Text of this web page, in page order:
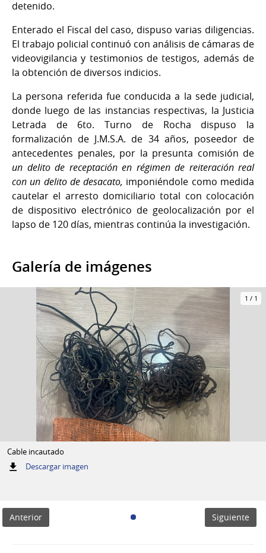
detenido.
Enterado el Fiscal del caso, dispuso varias diligencias.
El trabajo policial continuó con análisis de cámaras de
videovigilancia y testimonios de testigos, además de
la obtención de diversos indicios.
La persona referida fue conducida a la sede judicial,
donde luego de las instancias respectivas, la Justicia
Letrada de 6to. Turno de Rocha dispuso la
formalización de J.M.S.A. de 34 años, poseedor de
antecedentes penales, por la presunta comisión de
un delito de receptación en régimen de reiteración real
con un delito de desacato, imponiéndole como medida
cautelar el arresto domiciliario total con colocación
de dispositivo electrónico de geolocalización por el
lapso de 120 días, mientras continúa la investigación.
Galería de imágenes
1 / 1
Cable incautado
Descargar imagen:
Anterior Siguiente